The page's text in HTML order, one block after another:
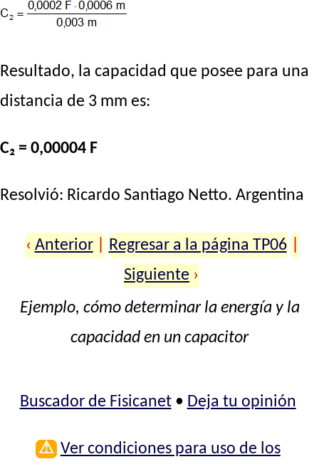
Resultado, la capacidad que posee para una
distancia de 3 mm es:
C₂ = 0,00004 F
Resolvió: Ricardo Santiago Netto. Argentina
‹ Anterior Regresar a la página TP06
Siguiente ›
Ejemplo, cómo determinar la energía y la
capacidad en un capacitor
Buscador de Fisicanet• Deja tu opinión
⚠ Ver condiciones para uso de los